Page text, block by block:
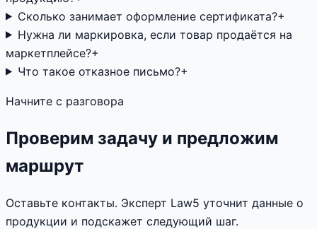
Сколько занимает оформление сертификата?+
Нужна ли маркировка, если товар продаётся на
маркетплейсе?+
Что такое отказное письмо?+
Начните с разговора
Проверим задачу и предложим
маршрут
Оставьте контакты. Эксперт Law5 уточнит данные о
продукции и подскажет следующий шаг.